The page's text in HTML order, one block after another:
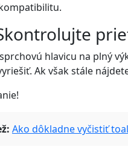
hlavicu na plný
Ak však stále
Ako dôkladne vyčistiť